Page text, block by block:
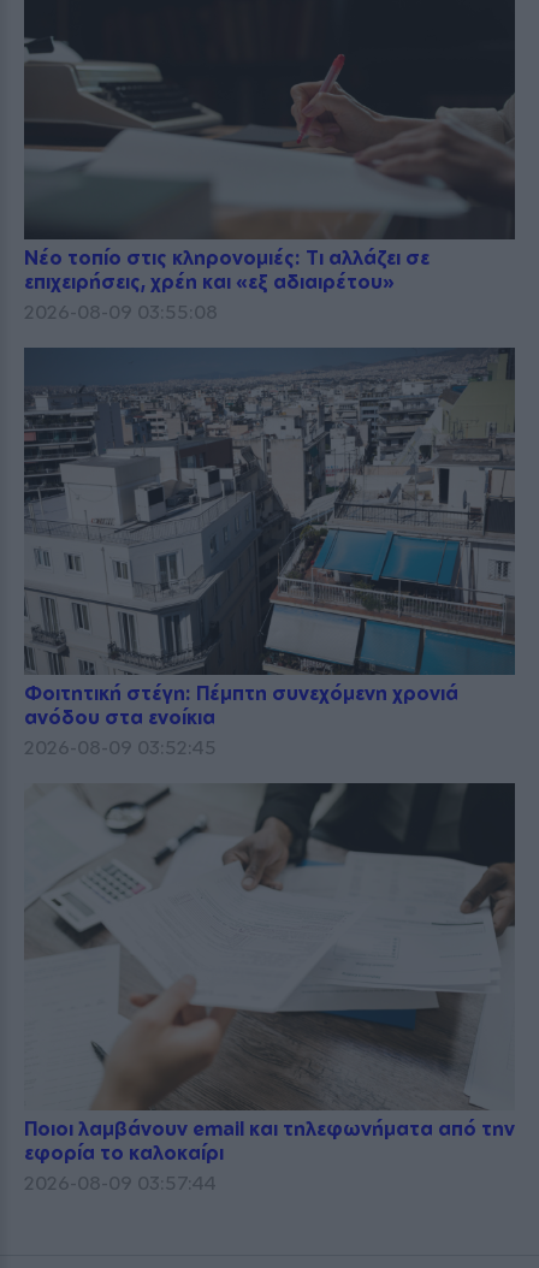
Νέο τοπίο στις κληρονομιές: Τι αλλάζει σε
επιχειρήσεις, χρέη και «εξ αδιαιρέτου»
2026-08-09 03:55:08
Φοιτητική στέγη: Πέμπτη συνεχόμενη χρονιά
ανόδου στα ενοίκια
2026-08-09 03:52:45
Ποιοι λαμβάνουν email και τηλεφωνήματα από την
εφορία το καλοκαίρι
2026-08-09 03:57:44